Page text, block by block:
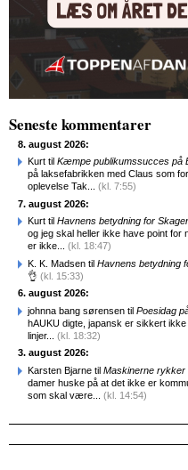
Seneste kommentarer
8. august 2026:
Kurt til Kæmpe publikumssucces på
på laksefabrikken med Claus som
oplevelse Tak... (kl. 7:55)
7. august 2026:
Kurt til Havnens betydning for
og jeg skal heller ikke have point for
er ikke... (kl. 18:47)
K. K. Madsen til Havnens betydning
👌 (kl. 15:33)
6. august 2026:
johnna bang sørensen til Poesidag
hAUKU digte, japansk er sikkert
linjer... (kl. 18:32)
3. august 2026:
Karsten Bjarne til Maskinerne rykker
damer huske på at det ikke er
som skal være... (kl. 14:54)